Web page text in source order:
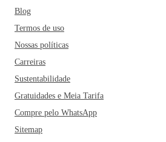
Blog
Termos de uso
Nossas políticas
Carreiras
Sustentabilidade
Gratuidades e Meia Tarifa
Compre pelo WhatsApp
Sitemap